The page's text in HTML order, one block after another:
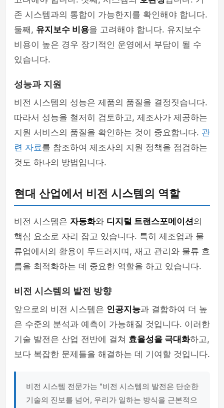
존 시스템과의 통합이 가능한지를 확인해야 합니다.
둘째, 유지보수 비용을 고려해야 합니다. 유지보수
비용이 높은 경우 장기적인 운영에서 부담이 될 수
있습니다.
성능과 지원
비전 시스템의 성능은 제품의 품질을 결정짓습니다.
따라서 성능을 철저히 검토하고, 제조사가 제공하는
지원 서비스의 품질을 확인하는 것이 중요합니다. 관
련 자료를 참조하여 제조사의 지원 정책을 점검하는
것도 하나의 방법입니다.
현대 산업에서 비전 시스템의 역할
비전 시스템은 자동화와 디지털 트랜스포메이션의
핵심 요소로 자리 잡고 있습니다. 특히 제조업과 물
류업에서의 활용이 두드러지며, 재고 관리와 물류 흐
름을 최적화하는 데 중요한 역할을 하고 있습니다.
비전 시스템의 발전 방향
앞으로의 비전 시스템은 인공지능과 결합하여 더 높
은 수준의 분석과 예측이 가능해질 것입니다. 이러한
기술 발전은 산업 전반에 걸쳐 효율성을 극대화하고,
보다 복잡한 문제들을 해결하는 데 기여할 것입니다.
비전 시스템 전문가는 "비전 시스템의 발전은 단순한
기술의 진보를 넘어, 우리가 일하는 방식을 근본적으